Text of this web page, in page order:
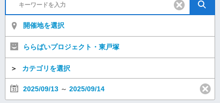
開催地を選択
ららばいプロジェクト・東戸塚
＞ カテゴリを選択
2025/09/13 ～ 2025/09/14